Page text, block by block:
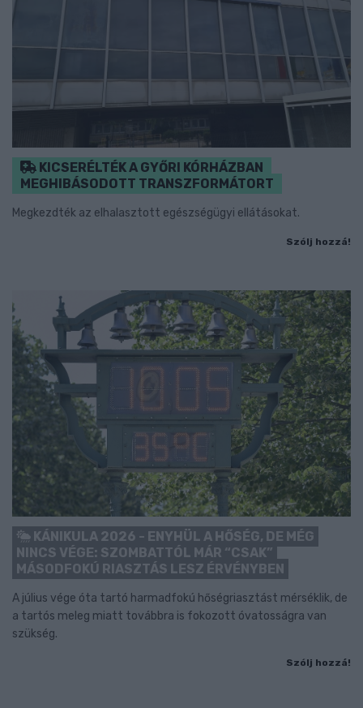
KICSERÉLTÉK A GYŐRI KÓRHÁZBAN
MEGHIBÁSODOTT TRANSZFORMÁTORT
Megkezdték az elhalasztott egészségügyi ellátásokat.
Szólj hozzá!
KÁNIKULA 2026 - ENYHÜL A HŐSÉG, DE MÉG
NINCS VÉGE: SZOMBATTÓL MÁR “CSAK”
MÁSODFOKÚ RIASZTÁS LESZ ÉRVÉNYBEN
A július vége óta tartó harmadfokú hőségriasztást mérséklik, de
a tartós meleg miatt továbbra is fokozott óvatosságra van
szükség.
Szólj hozzá!